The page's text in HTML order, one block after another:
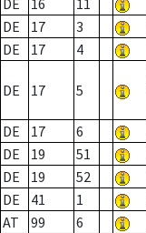
DE
16 11
DE
17 3
DE
17 4
DE 17 5
DE 17 6
DE
19 51
DE
19 52
DE
41 1
AT
99 6